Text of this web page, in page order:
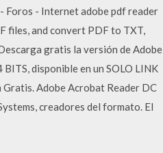
Foros - Internet adobe pdf reader
files, and convert PDF to TXT,
gratis la versión de Adobe
disponible en un SOLO LINK
Adobe Acrobat Reader DC
creadores del formato. El